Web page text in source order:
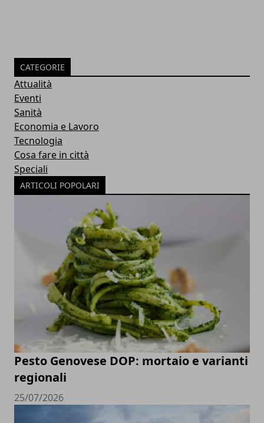
CATEGORIE
Attualità
Eventi
Sanità
Economia e Lavoro
Tecnologia
Cosa fare in città
Speciali
ARTICOLI POPOLARI
Pesto Genovese DOP: mortaio e varianti
regionali
25/07/2026